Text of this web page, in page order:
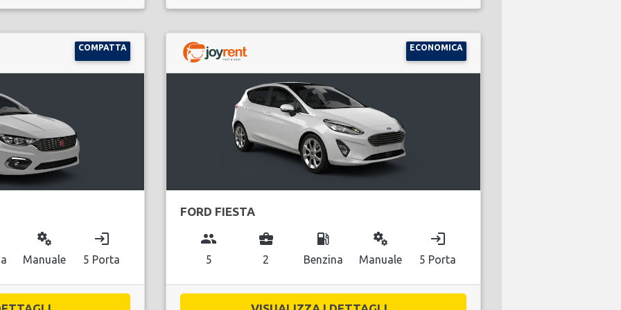
COMPATTA
miscellaneous_services
Manuale
login
5 Porta
ECONOMICA
FORD FIESTA
group
5
business_center
2
local_gas_station
Benzina
miscellaneous_services
Manuale
login
5 Porta